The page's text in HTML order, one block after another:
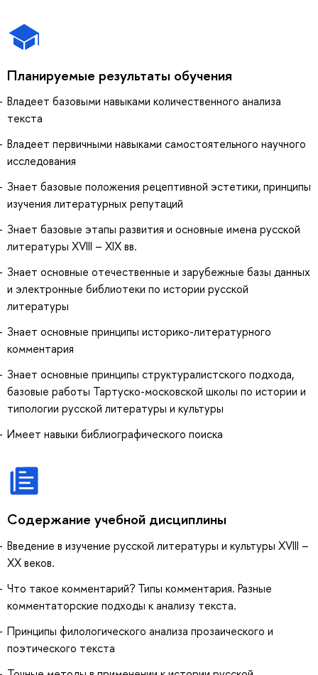
Планируемые результаты обучения
Владеет базовыми навыками количественного анализа
текста
Владеет первичными навыками самостоятельного научного
исследования
Знает базовые положения рецептивной эстетики, принципы
изучения литературных репутаций
Знает базовые этапы развития и основные имена русской
литературы XVIII – XIX вв.
Знает основные отечественные и зарубежные базы данных
и электронные библиотеки по истории русской
литературы
Знает основные принципы историко-литературного
комментария
Знает основные принципы структуралистского подхода,
базовые работы Тартуско-московской школы по истории и
типологии русской литературы и культуры
Имеет навыки библиографического поиска
Содержание учебной дисциплины
Введение в изучение русской литературы и культуры XVIII –
XX веков.
Что такое комментарий? Типы комментария. Разные
комментаторские подходы к анализу текста.
Принципы филологического анализа прозаического и
поэтического текста